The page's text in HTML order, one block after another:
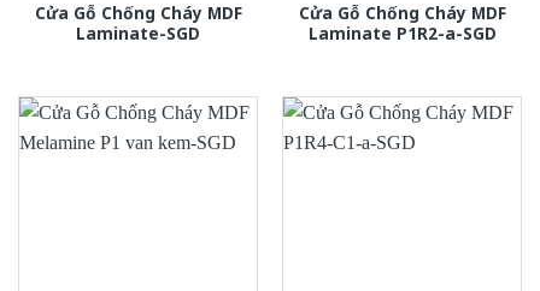
Cửa Gỗ Chống Cháy MDF
Laminate-SGD
Cửa Gỗ Chống Cháy MDF
Laminate P1R2-a-SGD